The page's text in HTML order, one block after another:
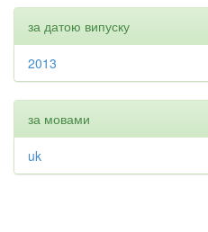
за датою випуску
2013
за мовами
uk